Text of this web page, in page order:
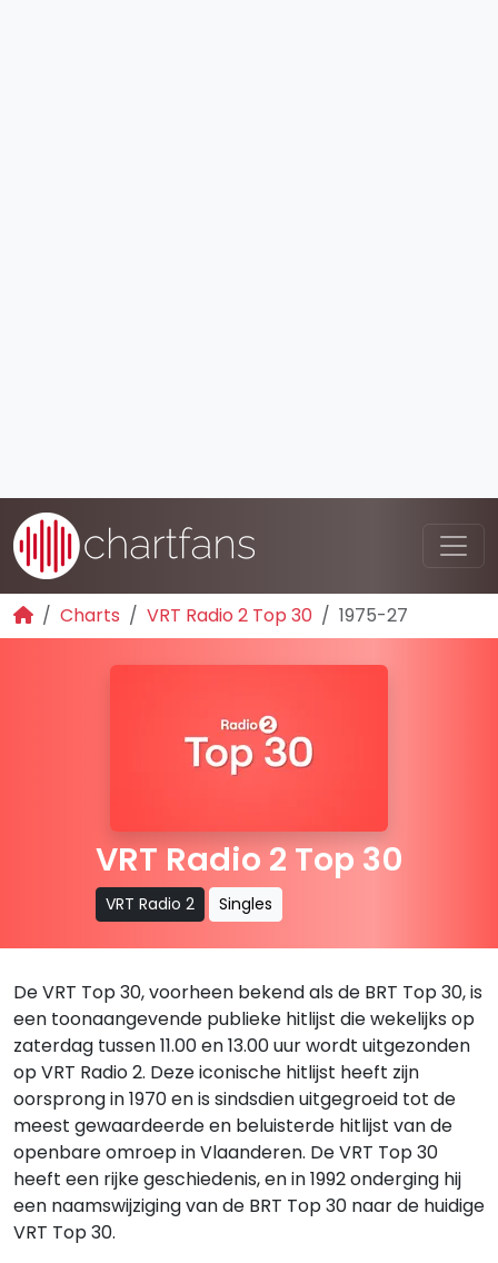
Charts VRT Radio 2 Top 30 1975-27
VRT Radio 2 Top 30
VRT Radio 2 Singles
De VRT Top 30, voorheen bekend als de BRT Top 30, is
een toonaangevende publieke hitlijst die wekelijks op
zaterdag tussen 11.00 en 13.00 uur wordt uitgezonden
op VRT Radio 2. Deze iconische hitlijst heeft zijn
oorsprong in 1970 en is sindsdien uitgegroeid tot de
meest gewaardeerde en beluisterde hitlijst van de
openbare omroep in Vlaanderen. De VRT Top 30
heeft een rijke geschiedenis, en in 1992 onderging hij
een naamswijziging van de BRT Top 30 naar de huidige
VRT Top 30.